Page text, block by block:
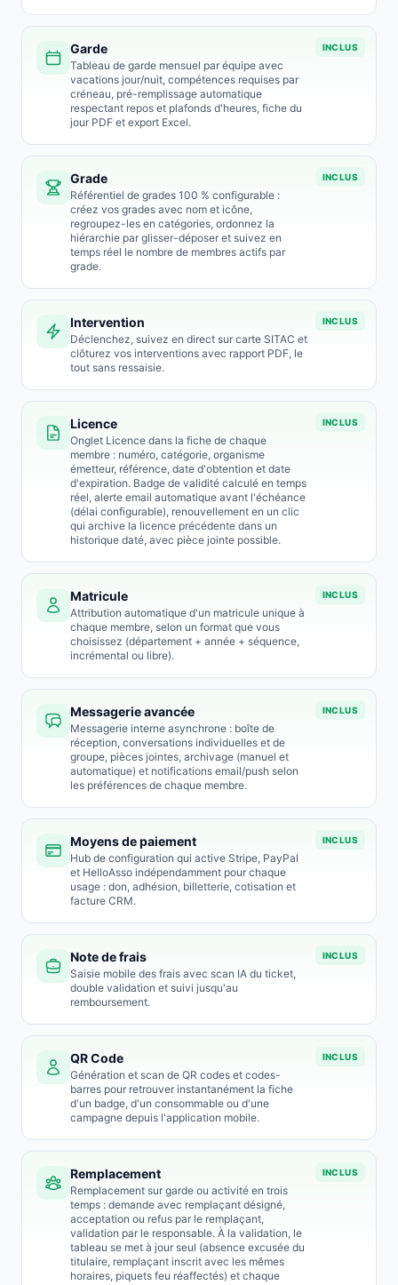
Garde
Tableau de garde mensuel par équipe avec
vacations jour/nuit, compétences requises par
créneau, pré-remplissage automatique
respectant repos et plafonds d'heures, fiche du
jour PDF et export Excel.
INCLUS
Grade
Référentiel de grades 100 % configurable :
créez vos grades avec nom et icône,
regroupez-les en catégories, ordonnez la
hiérarchie par glisser-déposer et suivez en
temps réel le nombre de membres actifs par
grade.
INCLUS
Intervention
Déclenchez, suivez en direct sur carte SITAC et
clôturez vos interventions avec rapport PDF, le
tout sans ressaisie.
INCLUS
Licence
Onglet Licence dans la fiche de chaque
membre : numéro, catégorie, organisme
émetteur, référence, date d'obtention et date
d'expiration. Badge de validité calculé en temps
réel, alerte email automatique avant l'échéance
(délai configurable), renouvellement en un clic
qui archive la licence précédente dans un
historique daté, avec pièce jointe possible.
INCLUS
Matricule
Attribution automatique d'un matricule unique à
chaque membre, selon un format que vous
choisissez (département + année + séquence,
incrémental ou libre).
INCLUS
Messagerie avancée
Messagerie interne asynchrone : boîte de
réception, conversations individuelles et de
groupe, pièces jointes, archivage (manuel et
automatique) et notifications email/push selon
les préférences de chaque membre.
INCLUS
Moyens de paiement
Hub de configuration qui active Stripe, PayPal
et HelloAsso indépendamment pour chaque
usage : don, adhésion, billetterie, cotisation et
facture CRM.
INCLUS
Note de frais
Saisie mobile des frais avec scan IA du ticket,
double validation et suivi jusqu'au
remboursement.
INCLUS
QR Code
Génération et scan de QR codes et codes-
barres pour retrouver instantanément la fiche
d'un badge, d'un consommable ou d'une
campagne depuis l'application mobile.
INCLUS
Remplacement
Remplacement sur garde ou activité en trois
temps : demande avec remplaçant désigné,
acceptation ou refus par le remplaçant,
validation par le responsable. À la validation, le
tableau se met à jour seul (absence excusée du
titulaire, remplaçant inscrit avec les mêmes
horaires, piquets feu réaffectés) et chaque
INCLUS